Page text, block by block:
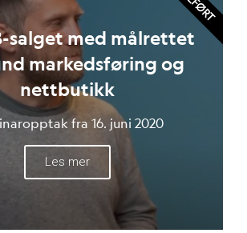
salget med målrettet
markedsføring og
nettbutikk
fra 16. juni 2020
Les mer